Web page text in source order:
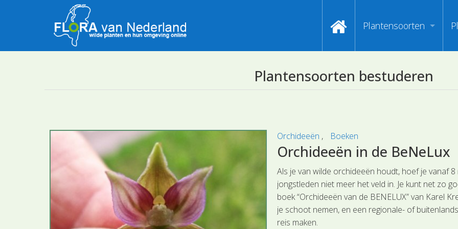
Plantensoorten
Index van
Zoeken op Familienamen
Kijken naar kenmerken
Zoeken op kleur
Plantensoorten bestuderen
Orchideeën Boeken
Orchideeën in de BeNeLux
Als je van wilde orchideeën houdt, hoef je vanaf
jongstleden niet meer het veld in. Je kunt net zo
boek “Orchideeën van de BENELUX” van Karel
je schoot nemen, en een regionale- of
reis maken.